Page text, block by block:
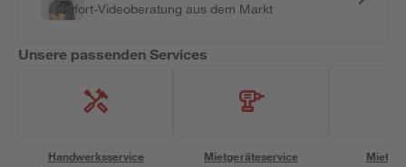
Sofort-Videoberatung aus dem Markt
Unsere passenden Services
Handwerksservice Mietgeräteservice